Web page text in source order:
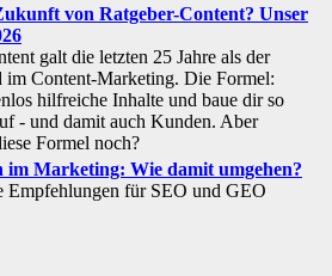
von Ratgeber-Content? Unser
galt die letzten 25 Jahre als der
im Content-Marketing. Die Formel:
hilfreiche Inhalte und baue dir so
- und damit auch Kunden. Aber
Formel noch?
im Marketing: Wie damit umgehen?
Empfehlungen für SEO und GEO